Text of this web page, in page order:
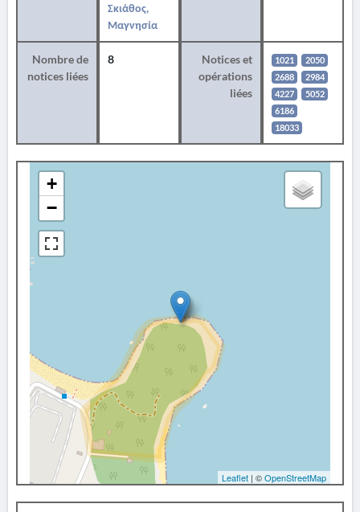
Σκιάθος,
Μαγνησία
Nombre de
notices liées
8
Notices et
opérations
liées
1021
2050
2688
2984
4227
5052
6186
18033
+
−
Leaflet | ©OpenStreetMap